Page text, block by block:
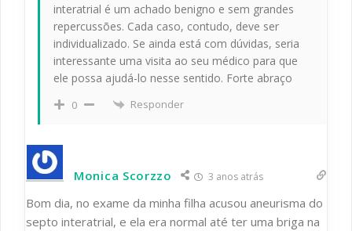
interatrial é um achado benigno e sem grandes
repercussões. Cada caso, contudo, deve ser
individualizado. Se ainda está com dúvidas, seria
interessante uma visita ao seu médico para que
ele possa ajudá-lo nesse sentido. Forte abraço
0 Responder
Monica Scorzzo 3 anos atrás
Bom dia, no exame da minha filha acusou aneurisma do
septo interatrial, e ela era normal até ter uma briga na